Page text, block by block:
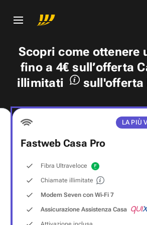
Scopri come ottenere
fino a 4€ sull’offerta
illimitati
sull'offerta
LA PIÙ
Fastweb Casa Pro
Fibra Ultraveloce
Chiamate illimitate
Modem Seven con Wi‑Fi 7
Assicurazione Assistenza Casa